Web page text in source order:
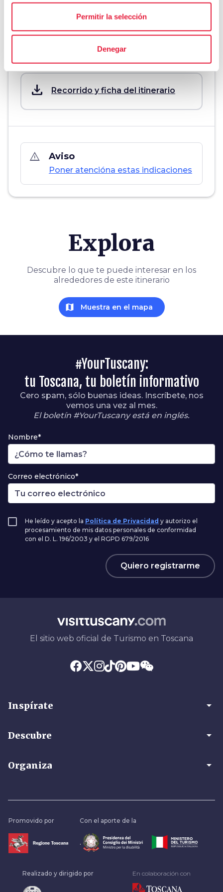
Permitir la selección
Denegar
save_alt Recorrido y ficha del itinerario
warning_amber Aviso
Poner atencióna estas indicaciones
Explora
Descubre lo que te puede interesar en los
alrededores de este itinerario
map Muestra en el mapa
#YourTuscany:
tu Toscana, tu boletín informativo
Cero spam, sólo buenas ideas. Inscríbete, nos
vemos una vez al mes.
El boletín #YourTuscany está en inglés.
Nombre*
Correo electrónico*
He leído y acepto la Política de Privacidad y autorizo el
procesamiento de mis datos personales de conformidad
con el D. L. 196/2003 y el RGPD 679/2016
Quiero registrarme
El sitio web oficial de Turismo en Toscana
Inspírate arrow_drop_down
Descubre arrow_drop_down
Organiza arrow_drop_down
Promovido por Con el aporte de la
.
Realizado y dirigido por En colaboración con